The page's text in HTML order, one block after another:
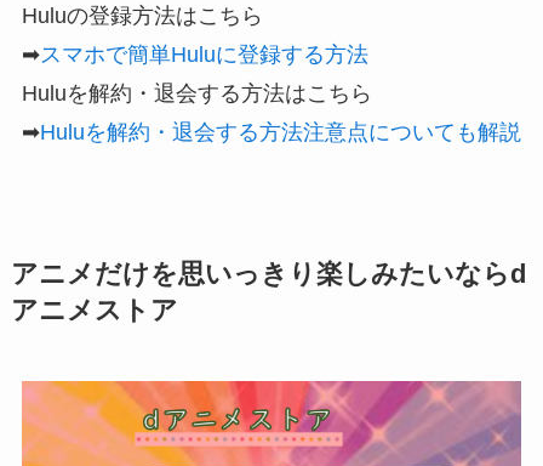
Huluの登録方法はこちら
➡スマホで簡単Huluに登録する方法
Huluを解約・退会する方法はこちら
➡Huluを解約・退会する方法注意点についても解説
アニメだけを思いっきり楽しみたいならd
アニメストア